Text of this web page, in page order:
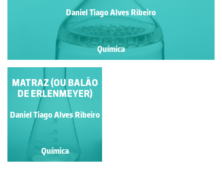
Daniel Tiago Alves Ribeiro
Química
MATRAZ (OU BALÃO
DE ERLENMEYER)
Daniel Tiago Alves Ribeiro
Química